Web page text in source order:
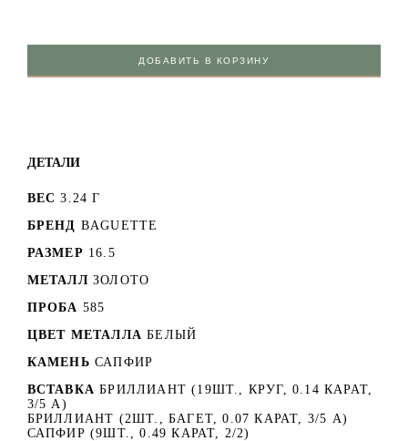
ДОБАВИТЬ В КОРЗИНУ
ДЕТАЛИ
ВЕС 3.24 Г
БРЕНД BAGUETTE
РАЗМЕР 16.5
МЕТАЛЛ ЗОЛОТО
ПРОБА 585
ЦВЕТ МЕТАЛЛА БЕЛЫЙ
КАМЕНЬ САПФИР
ВСТАВКА БРИЛЛИАНТ (19ШТ., КРУГ, 0.14 КАРАТ,
3/5 А)
БРИЛЛИАНТ (2ШТ., БАГЕТ, 0.07 КАРАТ, 3/5 А)
САПФИР (9ШТ., 0.49 КАРАТ, 2/2)